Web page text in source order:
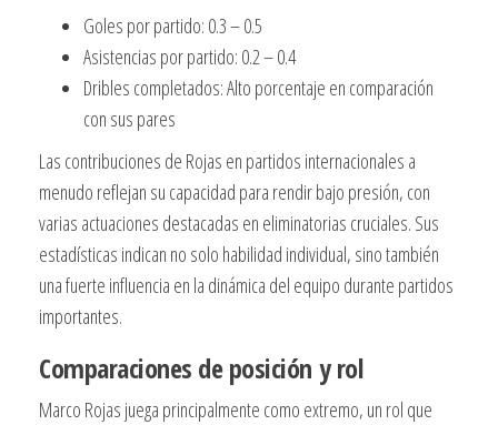
Goles por partido: 0.3 – 0.5
Asistencias por partido: 0.2 – 0.4
Dribles completados: Alto porcentaje en comparación
con sus pares
Las contribuciones de Rojas en partidos internacionales a
menudo reflejan su capacidad para rendir bajo presión, con
varias actuaciones destacadas en eliminatorias cruciales. Sus
estadísticas indican no solo habilidad individual, sino también
una fuerte influencia en la dinámica del equipo durante partidos
importantes.
Comparaciones de posición y rol
Marco Rojas juega principalmente como extremo, un rol que